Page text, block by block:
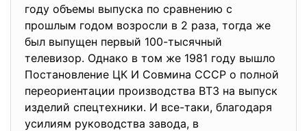
году объемы выпуска по сравнению с
прошлым годом возросли в 2 раза, тогда же
был выпущен первый 100-тысячный
телевизор. Однако в том же 1981 году вышло
Постановление ЦК И Совмина СССР о полной
переориентации производства ВТЗ на выпуск
изделий спецтехники. И все-таки, благодаря
усилиям руководства завода, в